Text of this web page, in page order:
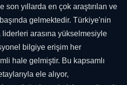
son yıllarda en çok araştırılan ve
gelmektedir. Türkiye'nin
arasına yükselmesiyle
bilgiye erişim her
hale gelmiştir. Bu kapsamlı
ele alıyor,